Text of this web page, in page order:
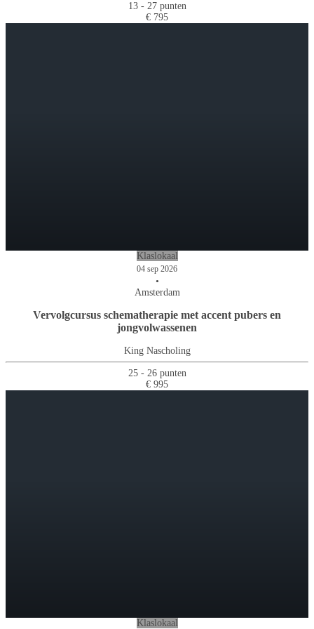
13 - 27 punten
€ 795
Klaslokaal
04 sep 2026
•
Amsterdam
Vervolgcursus schematherapie met accent pubers en
jongvolwassenen
King Nascholing
25 - 26 punten
€ 995
Klaslokaal